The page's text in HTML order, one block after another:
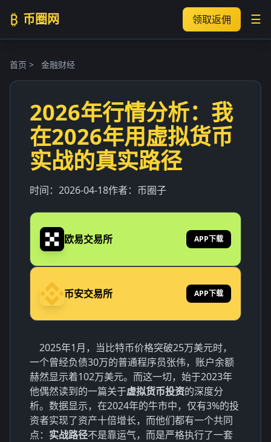
₿ 币圈网 领取返佣 ☰
首页 > 金融财经
2026年行情分析：我
在2026年用虚拟货币
实战的真实路径
时间： 2026-04-18作者： 币圈子
欧易交易所 APP下载
币安交易所 APP下载
2025年1月，当比特币价格突破25万美元时，
一个曾经负债30万的普通程序员张伟，账户余额
赫然显示着102万美元。而这一切，始于2023年
他偶然读到的一篇关于虚拟货币投资的深度分
析。数据显示，在2024年的牛市中，仅有3%的投
资者实现了资产十倍增长，而他们都有一个共同
点： 实战路径不是靠运气，而是严格执行了一套